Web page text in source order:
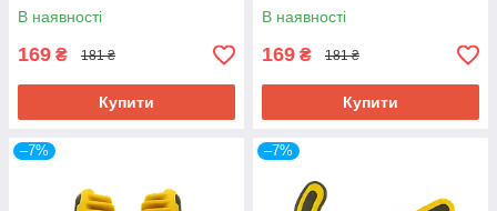
В наявності
169 ₴ 181 ₴
Купити
В наявності
169 ₴ 181 ₴
Купити
–7% –7%